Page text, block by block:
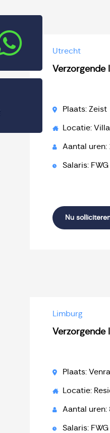
Utrecht
Verzorgende
Plaats: Zeist
Locatie:
Aantal
Salaris:
Nu
Limburg
Verzorgende
Plaats:
Locatie:
Aantal
Salaris: